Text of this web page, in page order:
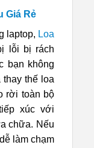
Giá Rẻ
laptop, Loa
lỗi bị rách
bạn không
thế loa
rời toàn bộ
xúc với
chữa. Nếu
làm chạm